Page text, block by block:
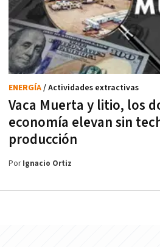
Vaca Muerta y litio, los
economía elevan sin
producción
ENERGÍA/ Actividades extractivas
PorIgnacio Ortiz